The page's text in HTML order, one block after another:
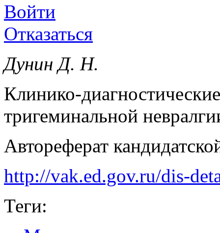
Войти
Отказаться
Дунин Д. Н.
Клинико-
тригеминальной
Автореферат
http://vak.ed.gov.ru/dis-
Теги: